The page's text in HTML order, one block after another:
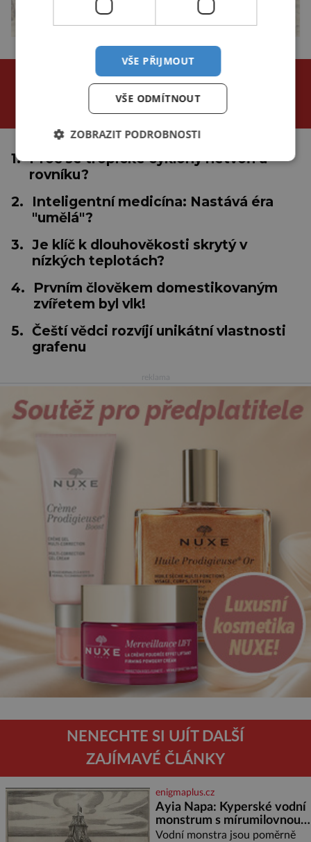
NEJČTENĚJŠÍ ČLÁNKY
za poslední
24 hodin 3 dny týden
1. Proč se tropické cyklóny netvoří u
rovníku?
2.
Inteligentní medicína: Nastává éra
"umělá"?
3. Je klíč k dlouhověkosti skrytý v
nízkých teplotách?
4.
Prvním člověkem domestikovaným
zvířetem byl vlk!
5. Čeští vědci rozvíjí unikátní vlastnosti
grafenu
NENECHTE SI UJÍT DALŠÍ
ZAJÍMAVÉ ČLÁNKY
enigmaplus.cz
Ayia Napa: Kyperské vodní
monstrum s mírumilovnou
povahou
Vodní monstra jsou poměrně
VŠE PŘIJMOUT
VŠE ODMÍTNOUT
ZOBRAZIT PODROBNOSTI